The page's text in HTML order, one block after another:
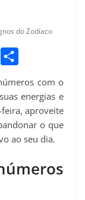
do Zodíaco
h
a
r
e
com o
energias e
aproveite
o que
ao seu dia.